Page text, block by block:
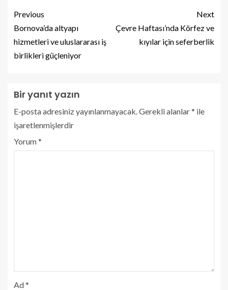
Previous
Bornova’da altyapı
hizmetleri ve uluslararası iş
birlikleri güçleniyor
Next
Çevre Haftası’nda Körfez ve
kıyılar için seferberlik
Bir yanıt yazın
E-posta adresiniz yayınlanmayacak. Gerekli alanlar* ile
işaretlenmişlerdir
Yorum*
Ad*